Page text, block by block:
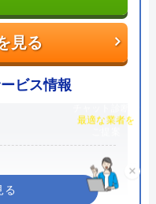
基本料金5,500円、作
計となります。Web
員登録で作業料金か
ムページを見た」と
333
見る
ビス情報
×
チャット診断で
最適な業者を